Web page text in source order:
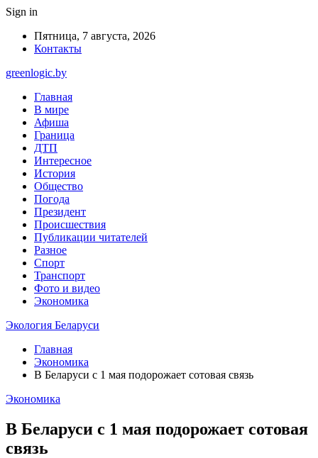
Sign in
Пятница, 7 августа, 2026
Контакты
greenlogic.by
Главная
В мире
Афиша
Граница
ДТП
Интересное
История
Общество
Погода
Президент
Происшествия
Публикации читателей
Разное
Спорт
Транспорт
Фото и видео
Экономика
Экология Беларуси
Главная
Экономика
В Беларуси с 1 мая подорожает сотовая связь
Экономика
В Беларуси с 1 мая подорожает сотовая
связь